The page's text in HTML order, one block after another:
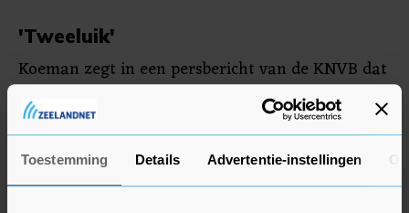
Toestemming Details Advertentie-instellingen
'Tweeluik'
Koeman zegt in een persbericht van de KNVB dat
hij uitkijkt naar het treffen met het Spaanse
nationale elftal. "Een zonder meer aansprekende
tegenstander; de winnaar van de laatste Nations
League en het EK. Dat wordt een uitdagend en
aantrekkelijk tweeluik de komende dagen."